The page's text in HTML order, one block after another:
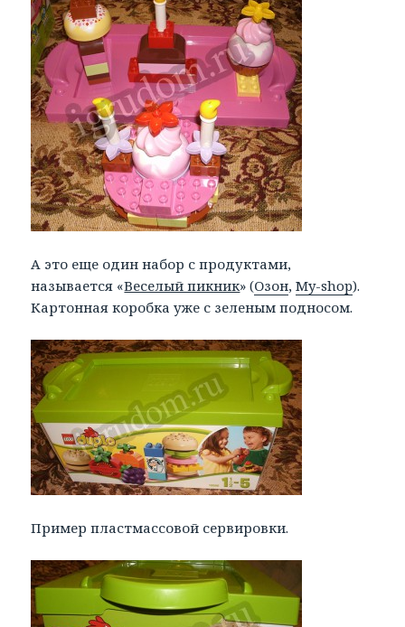
А это еще один набор с продуктами,
называется «Веселый пикник» (Озон,My-shop).
Картонная коробка уже с зеленым подносом.
Пример пластмассовой сервировки.